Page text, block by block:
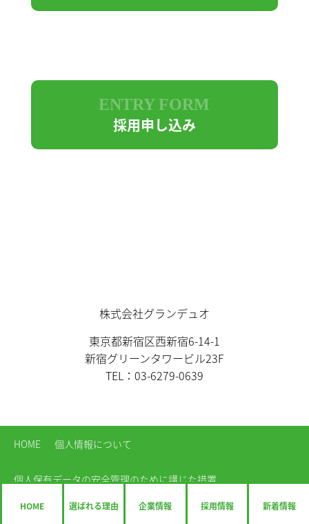
HOME 選ばれる理由 企業情報 採用情報 新着情報
ENTRY FORM
採用申し込み
株式会社グランデュオ
東京都新宿区西新宿6-14-1
新宿グリーンタワービル23F
TEL：03-6279-0639
HOME 個人情報について
個人保有データの安全管理のために講じた措置
© 株式会社グランデュオ All Rights Reserved.